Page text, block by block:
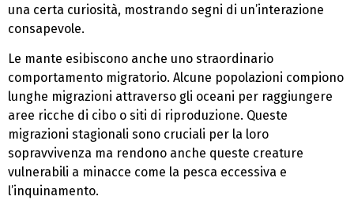
una certa curiosità, mostrando segni di un’interazione
consapevole.
Le mante esibiscono anche uno straordinario
comportamento migratorio. Alcune popolazioni compiono
lunghe migrazioni attraverso gli oceani per raggiungere
aree ricche di cibo o siti di riproduzione. Queste
migrazioni stagionali sono cruciali per la loro
sopravvivenza ma rendono anche queste creature
vulnerabili a minacce come la pesca eccessiva e
l’inquinamento.